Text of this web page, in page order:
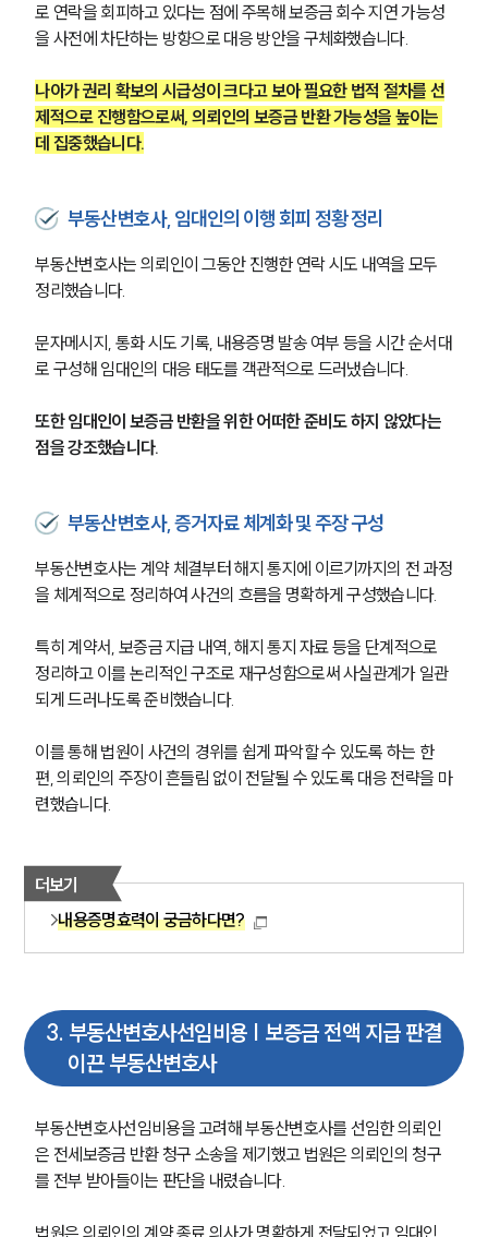
로 연락을 회피하고 있다는 점에 주목해 보증금 회수 지연 가능성
을 사전에 차단하는 방향으로 대응 방안을 구체화했습니다.
나아가 권리 확보의 시급성이 크다고 보아 필요한 법적 절차를 선
제적으로 진행함으로써, 의뢰인의 보증금 반환 가능성을 높이는
데 집중했습니다.
부동산변호사, 임대인의 이행 회피 정황 정리
부동산변호사는 의뢰인이 그동안 진행한 연락 시도 내역을 모두
정리했습니다.
문자메시지, 통화 시도 기록, 내용증명 발송 여부 등을 시간 순서대
로 구성해 임대인의 대응 태도를 객관적으로 드러냈습니다.
또한 임대인이 보증금 반환을 위한 어떠한 준비도 하지 않았다는
점을 강조했습니다.
부동산변호사, 증거자료 체계화 및 주장 구성
부동산변호사는 계약 체결부터 해지 통지에 이르기까지의 전 과정
을 체계적으로 정리하여 사건의 흐름을 명확하게 구성했습니다.
특히 계약서, 보증금 지급 내역, 해지 통지 자료 등을 단계적으로
정리하고 이를 논리적인 구조로 재구성함으로써 사실관계가 일관
되게 드러나도록 준비했습니다.
이를 통해 법원이 사건의 경위를 쉽게 파악할 수 있도록 하는 한
편, 의뢰인의 주장이 흔들림 없이 전달될 수 있도록 대응 전략을 마
련했습니다.
더보기
내용증명효력이 궁금하다면?
3. 부동산변호사선임비용 | 보증금 전액 지급 판결
이끈 부동산변호사
부동산변호사선임비용을 고려해 부동산변호사를 선임한 의뢰인
은 전세보증금 반환 청구 소송을 제기했고 법원은 의뢰인의 청구
를 전부 받아들이는 판단을 내렸습니다.
법원은 의뢰인의 계약 종료 의사가 명확하게 전달되었고 임대인